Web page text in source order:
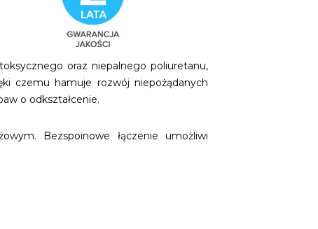
oraz niepalnego poliuretanu,
czemu hamuje rozwój niepożądanych
o odkształcenie.
Bezspoinowe łączenie umożliwi